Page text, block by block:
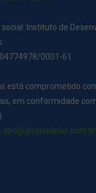
social: Instituto de
0001-61
está comprometido
em conformidade
dpo@grupoideias.com.br